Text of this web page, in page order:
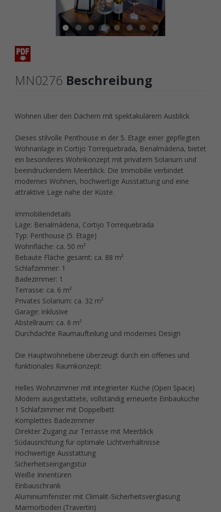
MN0276 Beschreibung
Wohnen über den Dächern mit spektakulärem Ausblick
Dieses stilvolle Penthouse in der 5. Etage einer gepflegten
Wohnanlage in Cortijo Torrequebrada, Benalmádena, bietet
ein besonderes Wohnkonzept mit privatem Solarium und
beeindruckendem Meerblick. Die Immobilie verbindet
modernes Wohnen, hochwertige Ausstattung und eine
attraktive Lage nahe der Küste.
Immobiliendetails
Lage: Benalmádena, Cortijo Torrequebrada
Typ: Penthouse (5. Etage)
Wohnfläche: ca. 50 m²
Bebaute Fläche gesamt: ca. 88 m²
Schlafzimmer: 1
Badezimmer: 1
Terrasse: ca. 6 m²
Privates Solarium: ca. 32 m²
Garage: inklusive
Abstellraum: ca. 6 m²
Durchdachte Raumaufteilung und modernes Design
Die Hauptwohnebene überzeugt durch ein offenes und
funktionales Raumkonzept:
Helles Wohnzimmer mit integrierter Küche (Open Space)
Modern ausgestattete, vollständig erneuerte Einbauküche
1 Schlafzimmer mit Doppelbett
Komplettes Badezimmer
Direkter Zugang zur Terrasse mit Meerblick
Südausrichtung für optimale Lichtverhältnisse
Hochwertige Ausstattung
Sicherheitseingangstür
Weiße Innentüren
Einbauschrank
Aluminiumfenster mit Climalit-Sicherheitsverglasung
Marmorboden (Travertin)